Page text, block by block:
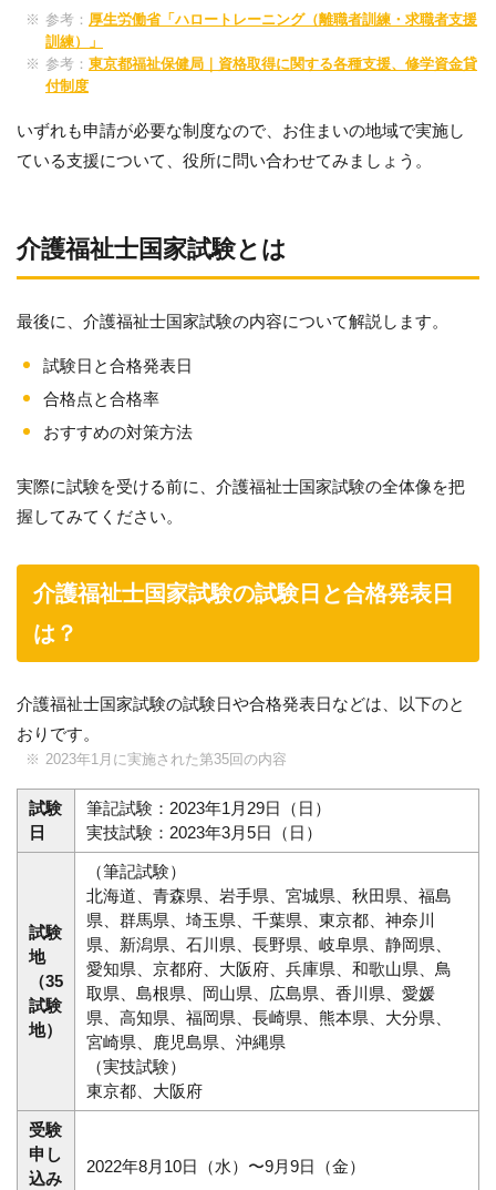
参考： 厚生労働省「ハロートレーニング（離職者訓練・求職者支援
訓練）」
参考： 東京都福祉保健局｜資格取得に関する各種支援、修学資金貸
付制度
いずれも申請が必要な制度なので、お住まいの地域で実施し
ている支援について、役所に問い合わせてみましょう。
介護福祉士国家試験とは
最後に、介護福祉士国家試験の内容について解説します。
試験日と合格発表日
合格点と合格率
おすすめの対策方法
実際に試験を受ける前に、介護福祉士国家試験の全体像を把
握してみてください。
介護福祉士国家試験の試験日と合格発表日
は？
介護福祉士国家試験の試験日や合格発表日などは、以下のと
おりです。
2023年1月に実施された第35回の内容
試験
日
筆記試験：2023年1月29日（日）
実技試験：2023年3月5日（日）
試験
地
（35
試験
地）
（筆記試験）
北海道、青森県、岩手県、宮城県、秋田県、福島
県、群馬県、埼玉県、千葉県、東京都、神奈川
県、新潟県、石川県、長野県、岐阜県、静岡県、
愛知県、京都府、大阪府、兵庫県、和歌山県、鳥
取県、島根県、岡山県、広島県、香川県、愛媛
県、高知県、福岡県、長崎県、熊本県、大分県、
宮崎県、鹿児島県、沖縄県
（実技試験）
東京都、大阪府
受験
申し
込み
2022年8月10日（水）〜9月9日（金）